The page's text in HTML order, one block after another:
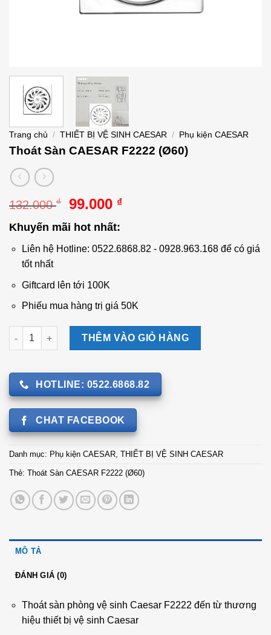
Trang chủ / THIẾT BỊ VỆ SINH CAESAR / Phụ kiện CAESAR
Thoát Sàn CAESAR F2222 (Ø60)
132.000₫
Giá
là:
132.000 ₫.
99.000 ₫Giá
là:
Khuyến mãi hot nhất:
Liên hệ Hotline: 0522.6868.82 - 0928.963.168 để có giá
tốt nhất
Giftcard lên tới 100K
Phiếu mua hàng trị giá 50K
Thoát Sàn CAESAR F2222 (Ø60) số lượng
THÊM VÀO GIỎ HÀNG
HOTLINE: 0522.6868.82
CHAT FACEBOOK
Danh mục: Phụ kiện CAESAR THIẾT BỊ VỆ SINH CAESAR
Thẻ: Thoát Sàn CAESAR F2222 (Ø60)
MÔ TẢ
ĐÁNH GIÁ (0)
Thoát sàn phòng vệ sinh Caesar F2222 đến từ thương
hiệu thiết bị vệ sinh Caesar